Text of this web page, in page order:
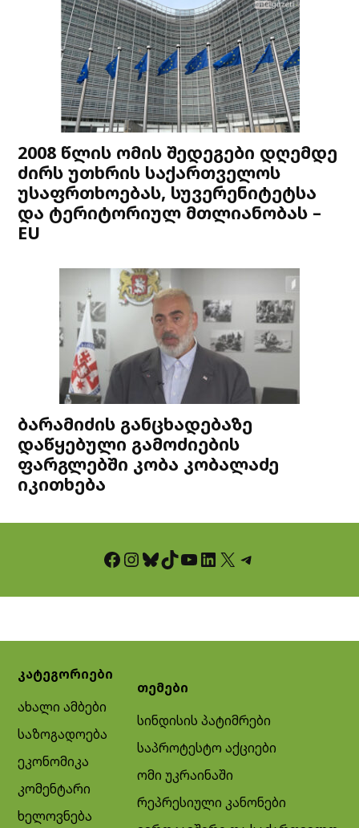
2008 წლის ომის შედეგები დღემდე
ძირს უთხრის საქართველოს
უსაფრთხოებას, სუვერენიტეტსა
და ტერიტორიულ მთლიანობას –
EU
ბარამიძის განცხადებაზე
დაწყებული გამოძიების
ფარგლებში კობა კობალაძე
იკითხება
Facebook InstagramBluesky TikTok YouTube LinkedIn X Telegram
კატეგორიები
ახალი ამბები
საზოგადოება
ეკონომიკა
კომენტარი
ხელოვნება
თემები
სინდისის პატიმრები
საპროტესტო აქციები
ომი უკრაინაში
რეპრესიული კანონები